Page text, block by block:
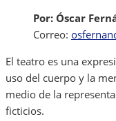
Por: Óscar
Correo:
El teatro es una
uso del cuerpo y la
medio de la
ficticios.